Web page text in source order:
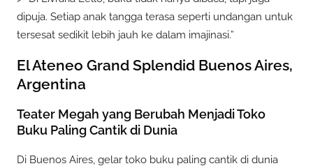
dipuja. Setiap anak tangga terasa seperti undangan untuk
tersesat sedikit lebih jauh ke dalam imajinasi.”
El Ateneo Grand Splendid Buenos Aires,
Argentina
Teater Megah yang Berubah Menjadi Toko
Buku Paling Cantik di Dunia
Di Buenos Aires, gelar toko buku paling cantik di dunia